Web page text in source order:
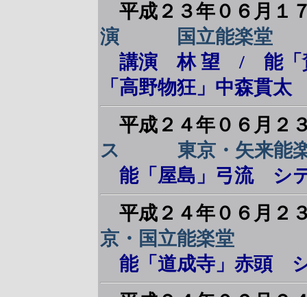
平成２３年０６月１
演 国立能楽堂
講演 林 望 / 能「
「高野物狂」中森貫太
平成２４年０６月２
ス 東京・矢来能
能「屋島」弓流 シ
平成２４年０６月２
京・国立能楽堂
能「道成寺」赤頭